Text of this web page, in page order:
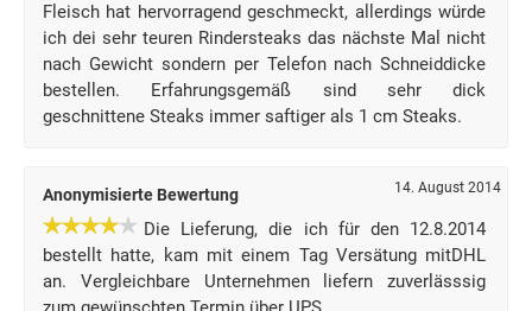
Fleisch hat hervorragend geschmeckt, allerdings würde
ich dei sehr teuren Rindersteaks das nächste Mal nicht
nach Gewicht sondern per Telefon nach Schneiddicke
bestellen. Erfahrungsgemäß sind sehr dick
geschnittene Steaks immer saftiger als 1 cm Steaks.
Anonymisierte Bewertung 14. August 2014
Die Lieferung, die ich für den 12.8.2014
bestellt hatte, kam mit einem Tag Versätung mitDHL
an. Vergleichbare Unternehmen liefern zuverlässsig